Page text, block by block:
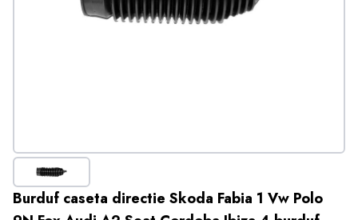
Burduf caseta directie Skoda Fabia 1 Vw Polo